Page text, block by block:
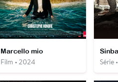
Marcello mio
Film • 2024 Série